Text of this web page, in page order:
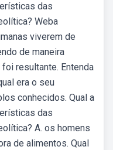
das
Weba
viverem de
de maneira
resultante. Entenda
era o seu
conhecidos. Qual a
das
A. os homens
de alimentos. Qual